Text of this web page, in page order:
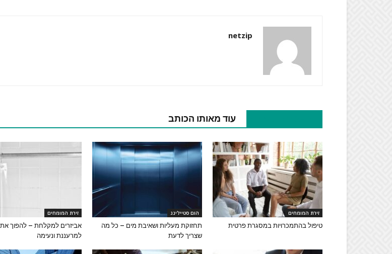
netzip
עוד מאותו הכותב
זירת המומחים
טיפול בהתמכרויות במסגרת פרטית
הום סטיילינג
תחזוקת מעליות ושאיבת מים – כל מה
שצריך לדעת
זירת המומחים
אביזרים למקלחת – להפוך את
למרעננת ונעימה